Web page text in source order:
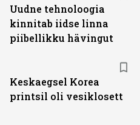
Uudne tehnoloogia
kinnitab iidse linna
piibellikku hävingut
Keskaegsel Korea
printsil oli vesiklosett